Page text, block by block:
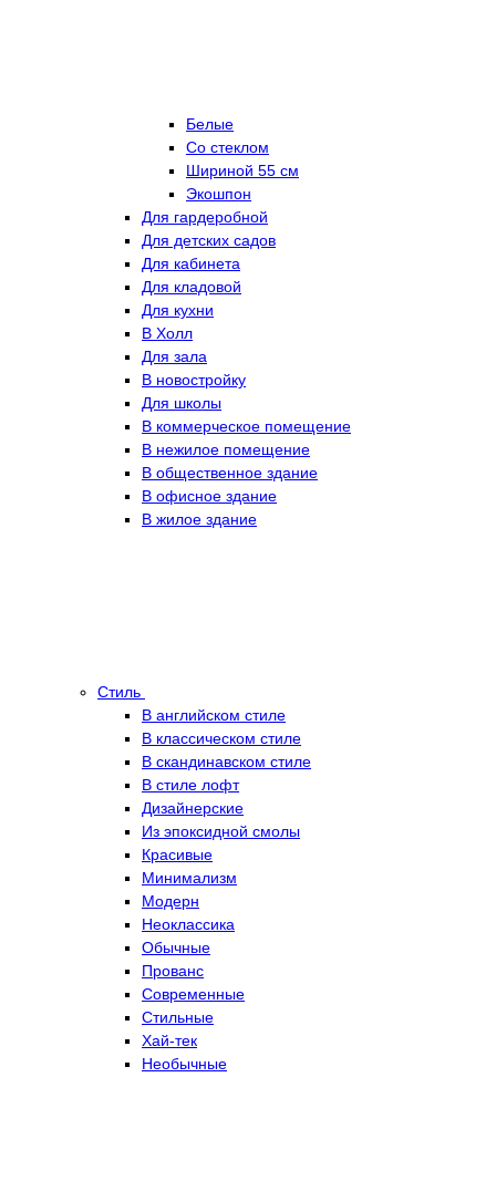
Белые
Со стеклом
Шириной 55 см
Экошпон
Для гардеробной
Для детских садов
Для кабинета
Для кладовой
Для кухни
В Холл
Для зала
В новостройку
Для школы
В коммерческое помещение
В нежилое помещение
В общественное здание
В офисное здание
В жилое здание
Стиль
В английском стиле
В классическом стиле
В скандинавском стиле
В стиле лофт
Дизайнерские
Из эпоксидной смолы
Красивые
Минимализм
Модерн
Неоклассика
Обычные
Прованс
Современные
Стильные
Хай-тек
Необычные